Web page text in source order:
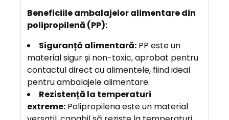
Beneficiile ambalajelor alimentare din
polipropilenă (PP):
Siguranță alimentară: PP este un
material sigur și non-toxic, aprobat pentru
contactul direct cu alimentele, fiind ideal
pentru ambalajele alimentare.
Rezistență la temperaturi
extreme: Polipropilena este un material